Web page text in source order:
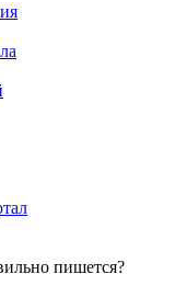
пишется?